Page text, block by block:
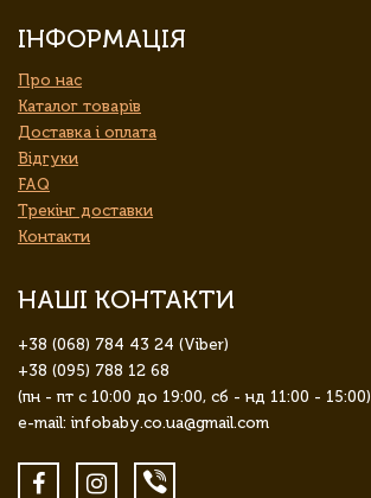
ІНФОРМАЦІЯ
Про нас
Каталог товарів
Доставка і оплата
Відгуки
FAQ
Трекінг доставки
Контакти
НАШІ КОНТАКТИ
+38 (068) 784 43 24 (Viber)
+38 (095) 788 12 68
(пн - пт с 10:00 до 19:00, сб - нд 11:00 - 15:00)
e-mail: infobaby.co.ua@gmail.com